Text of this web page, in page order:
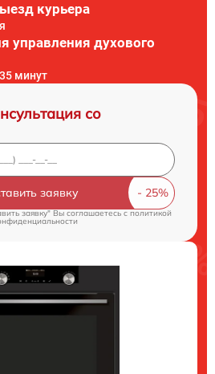
курьера
управления духового
минут
со
заявку
заявку" Вы соглашаетесь cполитикой